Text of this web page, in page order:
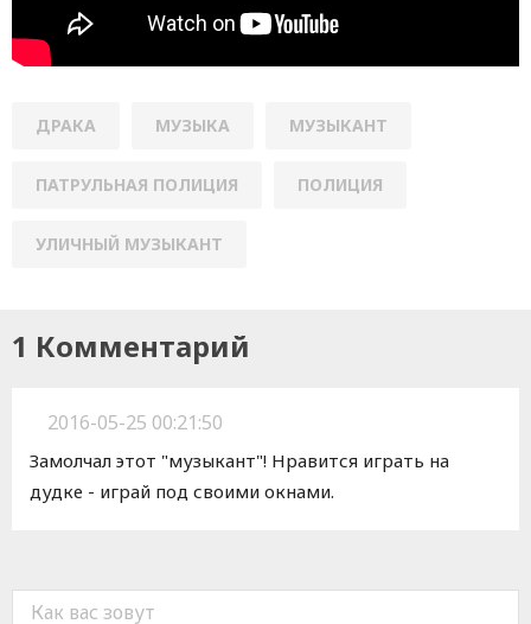
ДРАКА МУЗЫКА МУЗЫКАНТ
ПАТРУЛЬНАЯ ПОЛИЦИЯ ПОЛИЦИЯ
УЛИЧНЫЙ МУЗЫКАНТ
1 Комментарий
2016-05-25 00:21:50
Замолчал этот "музыкант"! Нравится играть на
дудке - играй под своими окнами.